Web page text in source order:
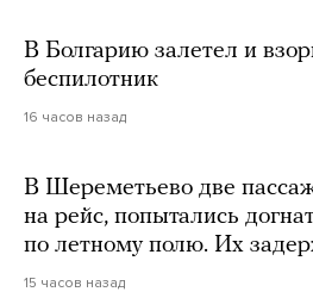
В Болгарию залетел и
беспилотник
16 часов назад
В Шереметьево две
на рейс, попытались
по летному полю. Их
15 часов назад